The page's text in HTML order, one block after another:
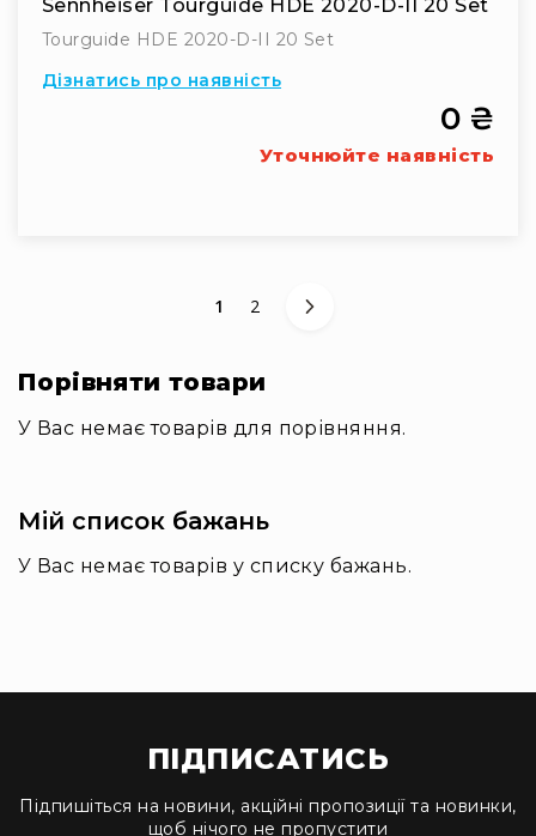
вінілу
та
ЦАПи
та
та
Світло
Динамічне
світло
Прилади
LED
мультиспектральні
з
лампою
лазерні
Sennheiser Tourguide HDE 2020-D-II 20 Set
Tourguide HDE 2020-D-II 20 Set
Дізнатись про наявність
Уточнюйте наявність
0 ₴
You're currently reading page
1 Сторінка
2
Порівняти товари
У Вас немає товарів для порівняння.
Мій список бажань
У Вас немає товарів у списку бажань.
ПІДПИСАТИСЬ
Підпишіться на новини, акційні пропозиції та новинки,
щоб нічого не пропустити